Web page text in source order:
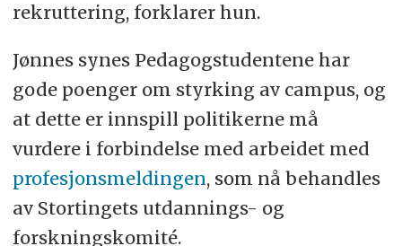
rekruttering, forklarer hun.
Jønnes synes Pedagogstudentene har
gode poenger om styrking av campus, og
at dette er innspill politikerne må
vurdere i forbindelse med arbeidet med
profesjons­meldingen, som nå behandles
av Stortingets utdannings- og
forskningskomité.